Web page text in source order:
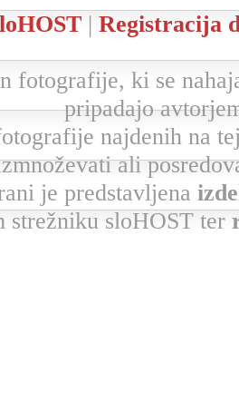
| Registracija
fotografije, ki se
pripadajo
najdenih na
ali
je predstavljena
strežniku sloHOST ter